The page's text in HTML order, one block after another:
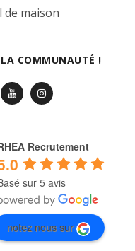
de maison
LA COMMUNAUTÉ !
Recrutement
sur 5 avis
notez nous sur